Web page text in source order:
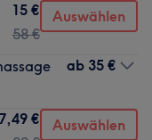
15 €
58 €
Auswählen
ab 35 €
€
Auswählen